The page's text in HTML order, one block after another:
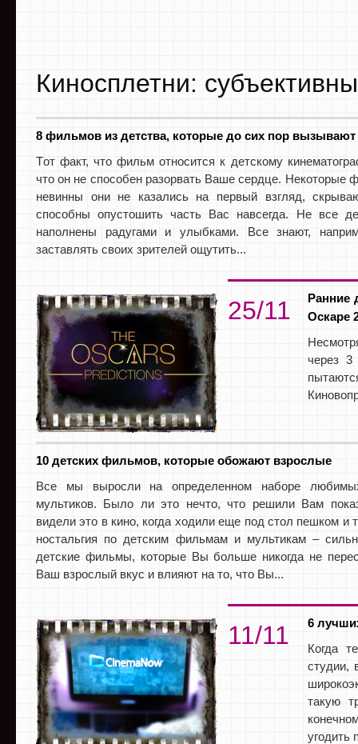
Киносплетни:
8 фильмов из детства, которые до сих пор
Tот факт, что фильм относится к детскому
что он не способен разорвать Ваше сердце. Некоторые
невинны они не казались на первый взгляд,
способны опустошить часть Вас навсегда. Не все
наполнены радугами и улыбками. Все знают,
заставлять своих зрителей ощутить...
25/11
Ранние
Оскаре
через 3
10 детских фильмов, которые обожают взрослые
Все мы выросли на определенном наборе
мультиков. Было ли это нечто, что решили Вам
видели это в кино, когда ходили еще под стол пешком и
ностальгия по детским фильмам и мультикам –
детские фильмы, которые Вы больше никогда не
Ваш взрослый вкус и влияют на то, что Вы...
11/11
6
Когда
студии,
такую
угодить